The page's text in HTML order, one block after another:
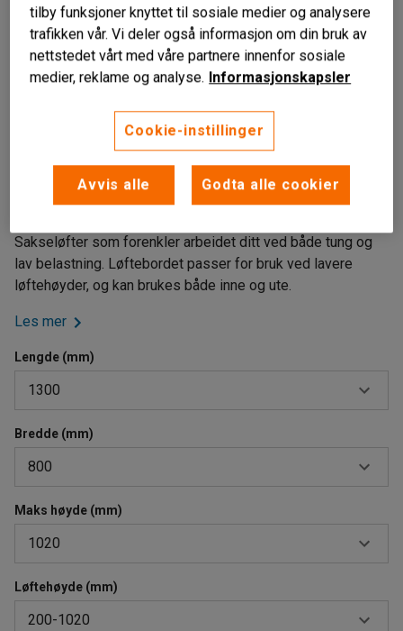
Liknende produkter
Egnet for tung og lett last
Passer for lavere løftehøyder
Dokumentasjon er inkludert
Sakseløfter som forenkler arbeidet ditt ved både tung og
lav belastning. Løftebordet passer for bruk ved lavere
løftehøyder, og kan brukes både inne og ute.
Les mer
Lengde (mm)
1300
900
1200
1300
1500
1700
2000
Bredde (mm)
800
600
700
800
900
Maks høyde (mm)
1020
760
1000
Løftehøyde (mm)
200-1020
tilby funksjoner knyttet til sosiale medier og analysere
trafikken vår. Vi deler også informasjon om din bruk av
nettstedet vårt med våre partnere innenfor sosiale
medier, reklame og analyse. Informasjonskapsler
Cookie-instillinger
Avvis alle Godta alle cookier